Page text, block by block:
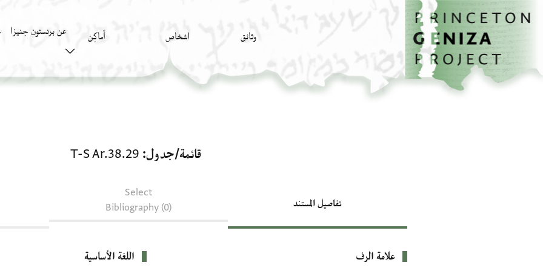
تخطي إلى المحتوى الرئيسي
الصفحة الرئيسية
وثائق اشخاص أَماكِن عن برنستون جنيزا
قائمة/جدول T-S Ar.38.29
تفاصيل المستند
Select
Bibliography (0)
بيانات التعريف
علامة الرف اللغة الأساسية